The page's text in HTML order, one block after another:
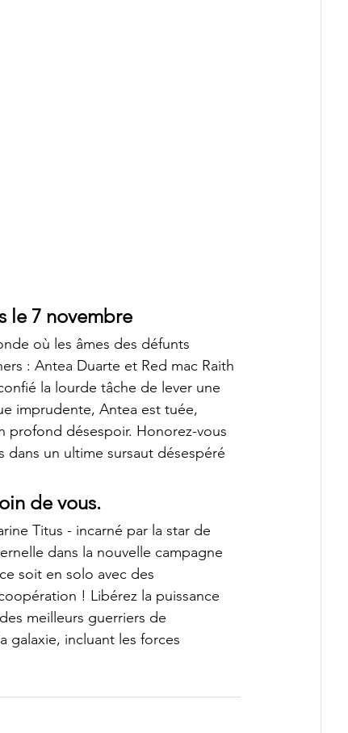
le 7 novembre
où les âmes des défunts
: Antea Duarte et Red mac Raith
la lourde tâche de lever une
imprudente, Antea est tuée,
profond désespoir. Honorez-vous
dans un ultime sursaut désespéré
de vous.
Titus - incarné par la star de
dans la nouvelle campagne
soit en solo avec des
! Libérez la puissance
meilleurs guerriers de
galaxie, incluant les forces